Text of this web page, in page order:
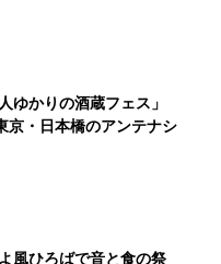
ゆかりの酒蔵フェス」
・日本橋のアンテナシ
風ひろばで音と食の祭